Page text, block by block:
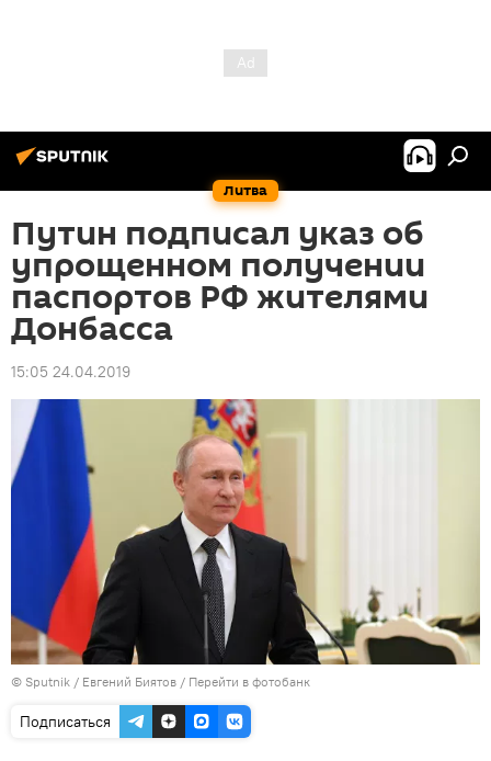
Литва
Путин подписал указ об
упрощенном получении
паспортов РФ жителями
Донбасса
15:05 24.04.2019
© Sputnik / Евгений Биятов / Перейти в фотобанк
Подписаться